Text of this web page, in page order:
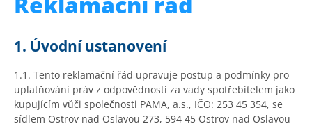
1. Úvodní ustanovení
1.1. Tento reklamační řád upravuje postup a podmínky pro
uplatňování práv z odpovědnosti za vady spotřebitelem jako
kupujícím vůči společnosti PAMA, a.s., IČO: 253 45 354, se
sídlem Ostrov nad Oslavou 273, 594 45 Ostrov nad Oslavou